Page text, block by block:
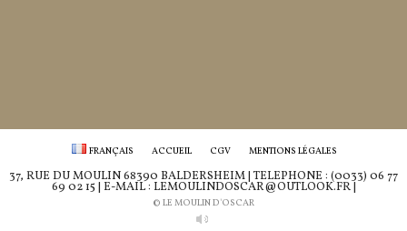
FRANÇAIS ACCUEIL CGV MENTIONS LÉGALES
37, RUE DU MOULIN 68390 BALDERSHEIM | TÉLÉPHONE : (0033) 06 77
69 02 15 | E-MAIL : LEMOULINDOSCAR@OUTLOOK.FR |
© LE MOULIN D'OSCAR